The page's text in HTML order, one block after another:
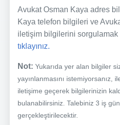
Avukat Osman Kaya adres
Kaya telefon bilgileri ve
iletişim bilgilerini sorgulamak
tıklayınız.
Not: Yukarıda yer alan bilgiler
yayınlanmasını istemiyorsanız,
iletişime geçerek bilgilerinizin
bulanabilirsiniz. Talebiniz 3 iş
gerçekleştirilecektir.